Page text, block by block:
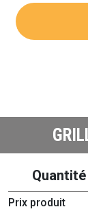
Quantité
Prix produit